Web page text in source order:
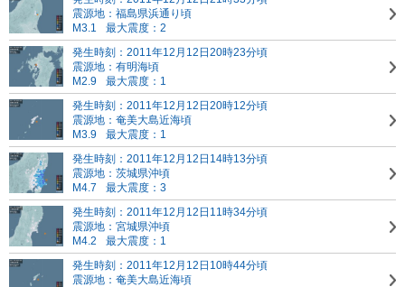
震源地：福島県浜通り頃
M3.1
最大震度：2
発生時刻：2011年12月12日20時23分頃
震源地：有明海頃
M2.9
最大震度：1
発生時刻：2011年12月12日20時12分頃
震源地：奄美大島近海頃
M3.9
最大震度：1
発生時刻：2011年12月12日14時13分頃
震源地：茨城県沖頃
M4.7
最大震度：3
発生時刻：2011年12月12日11時34分頃
震源地：宮城県沖頃
M4.2
最大震度：1
発生時刻：2011年12月12日10時44分頃
震源地：奄美大島近海頃